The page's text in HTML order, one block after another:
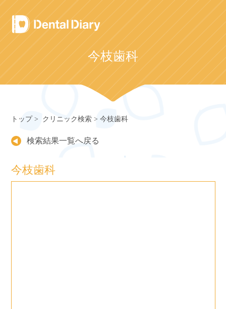
Skip
to
content
今枝歯科
トップ クリニック検索 今枝歯科
検索結果一覧へ戻る
今枝歯科